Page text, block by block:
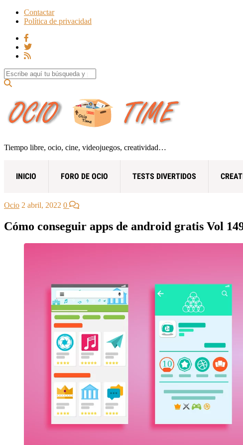
Contactar
Política de privacidad
Search for:
Tiempo libre, ocio, cine, videojuegos, creatividad…
INICIO FORO DE OCIO TESTS DIVERTIDOS
Ocio 2 abril, 2022 0
Cómo conseguir apps de android gratis Vol